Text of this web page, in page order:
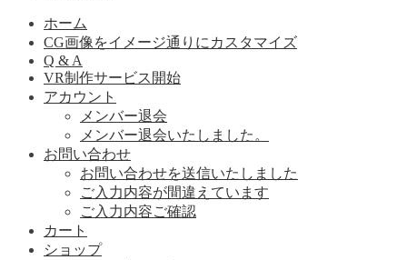
ホーム
CG画像をイメージ通りにカスタマイズ
Q & A
VR制作サービス開始
アカウント
メンバー退会
メンバー退会いたしました。
お問い合わせ
お問い合わせを送信いたしました
ご入力内容が間違えています
ご入力内容ご確認
カート
ショップ